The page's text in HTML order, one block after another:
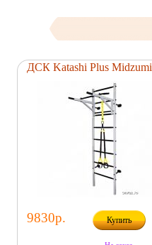
ДСК Katashi Plus Midzumi
9830р. Купить